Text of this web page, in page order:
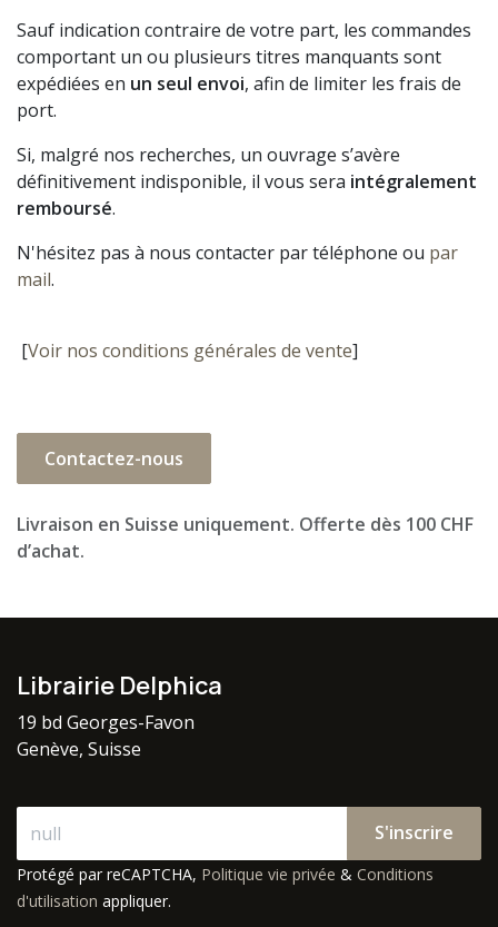
Sauf indication contraire de votre part, les commandes
comportant un ou plusieurs titres manquants sont
expédiées en un seul envoi, afin de limiter les frais de
port.
Si, malgré nos recherches, un ouvrage s’avère
définitivement indisponible, il vous sera intégralement
remboursé.
N'hésitez pas à nous contacter par téléphone ou par
mail.
[Voir nos conditions générales de vente]
Contactez-nous
Livraison en Suisse uniquement. Offerte dès 100 CHF
d’achat.
Librairie Delphica
19 bd Georges-Favon
Genève, Suisse
S'inscrire
Protégé par reCAPTCHA, Politique vie privée & Conditions
d'utilisation appliquer.